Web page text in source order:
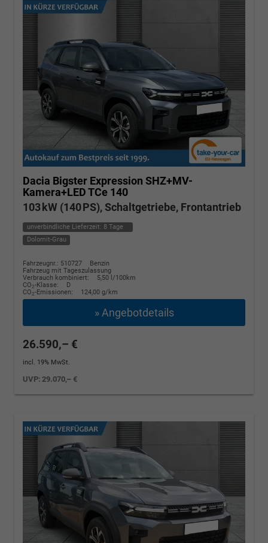
Dacia Bigster Expression SHZ+MV-
Kamera+LED TCe 140
103 kW (140 PS), Schaltgetriebe, Frontantrieb
unverbindliche Lieferzeit: 8 Tage
Dolomit-Grau
Fahrzeugnr.: 510727
Benzin
Fahrzeug mit Tageszulassung
Verbrauch kombiniert:
5,50 l/100km
CO2-Klasse:
D
CO2-Emissionen: 124,00 g/km
» Angebotdetails
26.590,– €
incl. 19% MwSt.
UVP:29.070,– €